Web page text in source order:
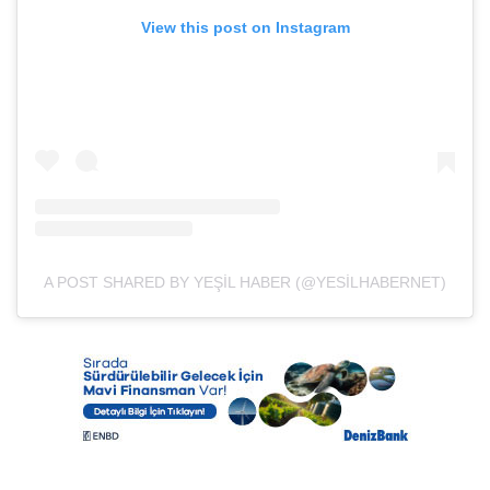
View this post on Instagram
A POST SHARED BY YEŞIL HABER (@YESILHABERNET)